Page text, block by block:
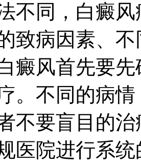
不同，白癜
致病因素、
癜风首先要
。不同的病
不要盲目的
医院进行系